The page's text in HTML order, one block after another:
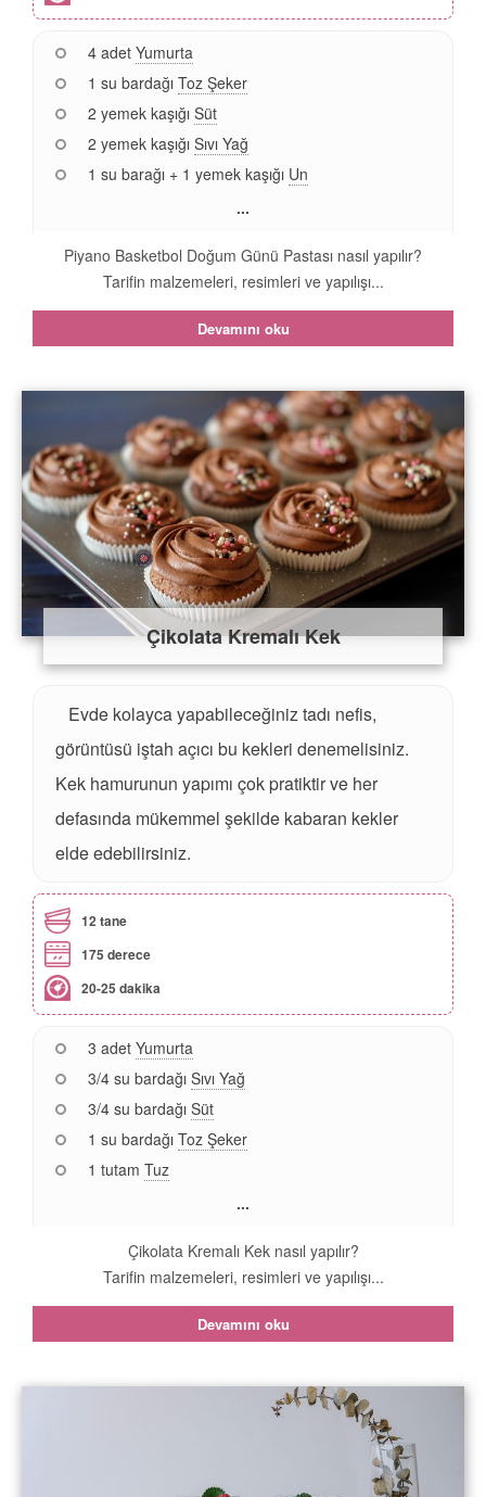
4 adet Yumurta
1 su bardağı Toz Şeker
2 yemek kaşığı Süt
2 yemek kaşığı Sıvı Yağ
1 su barağı + 1 yemek kaşığı Un
...
Piyano Basketbol Doğum Günü Pastası nasıl yapılır?
Tarifin malzemeleri, resimleri ve yapılışı...
Devamını oku
Çikolata Kremalı Kek
Evde kolayca yapabileceğiniz tadı nefis,
görüntüsü iştah açıcı bu kekleri denemelisiniz.
Kek hamurunun yapımı çok pratiktir ve her
defasında mükemmel şekilde kabaran kekler
elde edebilirsiniz.
12 tane
175 derece
20-25 dakika
3 adet Yumurta
3/4 su bardağı Sıvı Yağ
3/4 su bardağı Süt
1 su bardağı Toz Şeker
1 tutam Tuz
...
Çikolata Kremalı Kek nasıl yapılır?
Tarifin malzemeleri, resimleri ve yapılışı...
Devamını oku